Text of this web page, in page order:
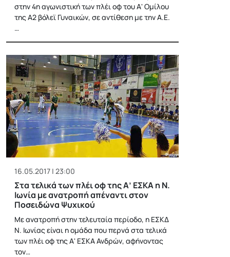
στην 4η αγωνιστική των πλέι οφ του Α' Ομίλου
της Α2 βόλεϊ Γυναικών, σε αντίθεση με την Α.Ε.
…
16.05.2017 | 23:00
Στα τελικά των πλέι οφ της Α’ ΕΣΚΑ η Ν.
Ιωνία με ανατροπή απέναντι στον
Ποσειδώνα Ψυχικού
Με ανατροπή στην τελευταία περίοδο, η ΕΣΚΔ
Ν. Ιωνίας είναι η ομάδα που περνά στα τελικά
των πλέι οφ της Α' ΕΣΚΑ Ανδρών, αφήνοντας
τον…